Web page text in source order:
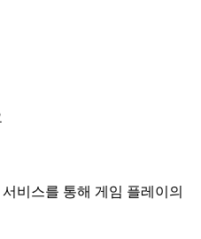
비스를 통해 게임 플레이의